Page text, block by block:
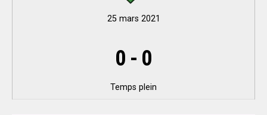
25 mars 2021
0 - 0
Temps plein